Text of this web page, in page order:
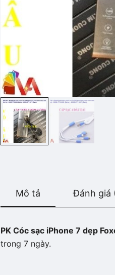
Mô tả Đánh giá
PK Cóc sạc iPhone 7 dẹp
trong 7 ngày.